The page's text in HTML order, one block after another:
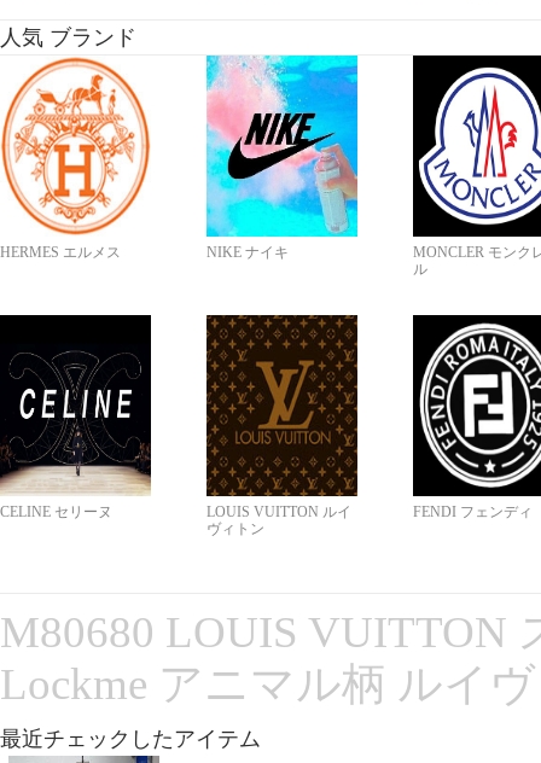
人気 ブランド
HERMES エルメス NIKE ナイキ
MONCLER モンク
ル
CELINE セリーヌ
LOUIS VUITTON ルイ
ヴィトン
FENDI フェンディ
M80680 LOUIS VUITTON
Lockme アニマル柄 ルイ
最近チェックしたアイテム